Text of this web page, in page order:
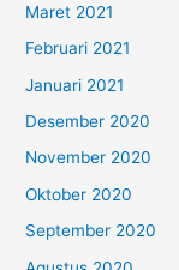
Maret 2021
Februari 2021
Januari 2021
Desember 2020
November 2020
Oktober 2020
September 2020